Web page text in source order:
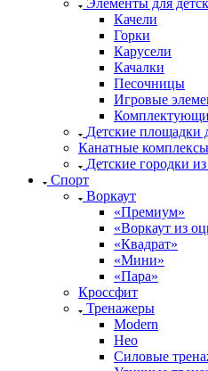
Качели
Горки
Карусели
Качалки
Песочницы
Игровые
Детские площадки
Канатные комплексы
Детские городки
Спорт
Воркаут
«Премиум»
«Воркаут из
«Квадрат»
«Мини»
«Пара»
Кроссфит
Тренажеры
Modern
Нео
Силовые